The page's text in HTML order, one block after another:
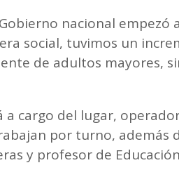
nacional empezó
social, tuvimos un
de adultos mayores,
cargo del lugar,
por turno, además
y profesor de Educación